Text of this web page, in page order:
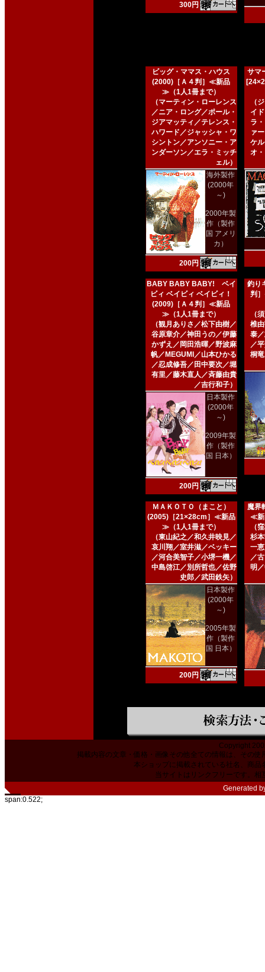
300円
ビッグ・ママス・ハウス
(2000)［Ａ４判］≪新品
≫（1人1冊まで）
（マーティン・ローレンス
／ニア・ロング／ポール・
ジアマッティ／テレンス・
ハワード／ジャッシャ・ワ
シントン／アンソニー・ア
ンダーソン／エラ・ミッチ
ェル）
海外製作
(2000年
～)
2000年製
作（製作
国 アメリ
カ）
200円
サマ
（
イ
ラ
ァ
ケ
オ
BABY BABY BABY! ベイ
ビィ ベイビィ ベイビィ！
(2009)［Ａ４判］≪新品
≫（1人1冊まで）
（観月ありさ／松下由樹／
谷原章介／神田うの／伊藤
かずえ／岡田浩暉／野波麻
帆／MEGUMI／山本ひかる
／忍成修吾／田中要次／堀
有里／藤木直人／斉藤由貴
／吉行和子）
日本製作
(2000年
～)
2009年製
作（製作
国 日本）
200円
釣り
判
（
椎
泰
／
桐
ＭＡＫＯＴＯ（まこと）
(2005)［21×28cm］≪新品
≫（1人1冊まで）
（東山紀之／和久井映見／
哀川翔／室井滋／ベッキー
／河合美智子／小堺一機／
中島啓江／別所哲也／佐野
史郎／武田鉄矢）
日本製作
(2000年
～)
2005年製
作（製作
国 日本）
200円
魔界
≪新
（
杉
一
／
明
Copyright
掲載内容の文章・価格・画像その他全ての情報は、その
本ショップに掲載されている社名、商
当サイトはリンクフリーです。相
Generated
span:0.522;